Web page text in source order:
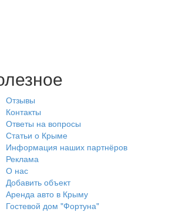
Отзывы
Контакты
Ответы на вопросы
Статьи о Крыме
Информация наших партнёров
Реклама
О нас
Добавить объект
Аренда авто в Крыму
Гостевой дом "Фортуна"